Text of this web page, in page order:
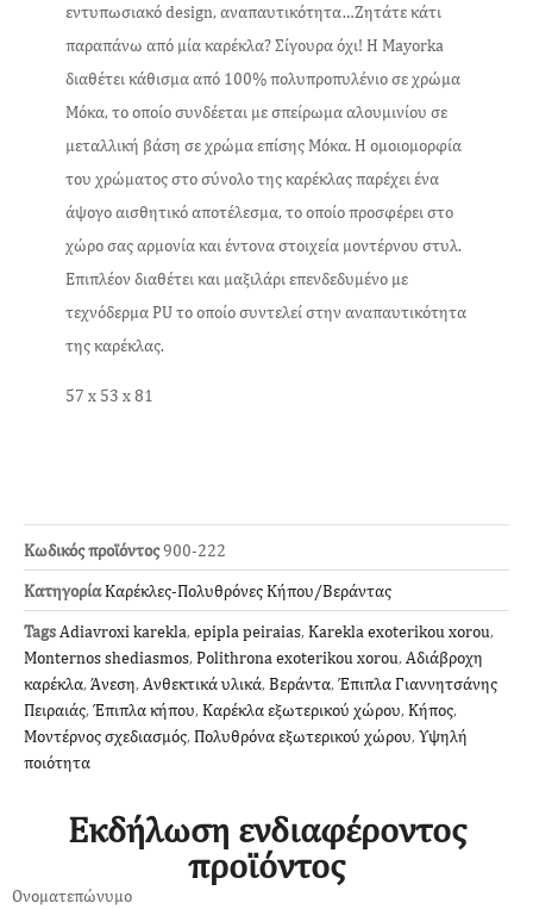
εντυπωσιακό design, αναπαυτικότητα…Ζητάτε κάτι
παραπάνω από μία καρέκλα? Σίγουρα όχι! Η Mayorka
διαθέτει κάθισμα από 100% πολυπροπυλένιο σε χρώμα
Μόκα, το οποίο συνδέεται με σπείρωμα αλουμινίου σε
μεταλλική βάση σε χρώμα επίσης Μόκα. Η ομοιομορφία
του χρώματος στο σύνολο της καρέκλας παρέχει ένα
άψογο αισθητικό αποτέλεσμα, το οποίο προσφέρει στο
χώρο σας αρμονία και έντονα στοιχεία μοντέρνου στυλ.
Επιπλέον διαθέτει και μαξιλάρι επενδεδυμένο με
τεχνόδερμα PU το οποίο συντελεί στην αναπαυτικότητα
της καρέκλας.
57 x 53 x 81
Κωδικός προϊόντος900-222
ΚατηγορίαΚαρέκλες-Πολυθρόνες Κήπου/Βεράντας
Tags Adiavroxi karekla,epipla peiraias,Karekla exoterikou xorou,
Monternos shediasmos,Polithrona exoterikou xorou, Αδιάβροχη
καρέκλα,Άνεση, Ανθεκτικά υλικά,Βεράντα,Έπιπλα Γιαννητσάνης
Πειραιάς,Έπιπλα κήπου,Καρέκλα εξωτερικού χώρου,Κήπος,
Μοντέρνος σχεδιασμός,Πολυθρόνα εξωτερικού χώρου,Υψηλή
ποιότητα
Εκδήλωση ενδιαφέροντος
προϊόντος
Ονοματεπώνυμο